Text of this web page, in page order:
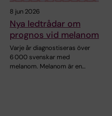
8 jun 2026
Nya ledtrådar om
prognos vid melanom
Varje år diagnostiseras över
6 000 svenskar med
melanom. Melanom är en…